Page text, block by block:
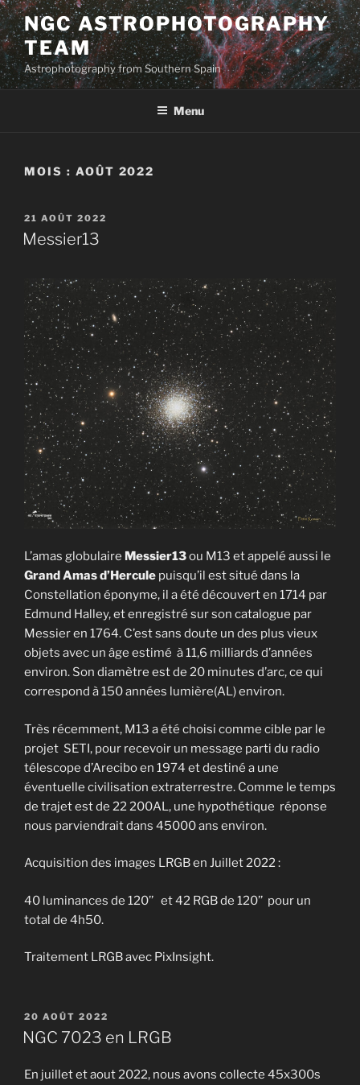
Aller
au
contenu
principal
NGC ASTROPHOTOGRAPHY
TEAM
Astrophotography from Southern Spain
Menu
MOIS : AOÛT 2022
PUBLIÉ
LE
21 AOÛT 2022
Messier13
L’amas globulaire Messier13ou M13 et appelé aussi le
Grand Amas d’Hercule puisqu’il est situé dans la
Constellation éponyme, il a été découvert en 1714 par
Edmund Halley, et enregistré sur son catalogue par
Messier en 1764. C’est sans doute un des plus vieux
objets avec un âge estimé à 11,6 milliards d’années
environ. Son diamètre est de 20 minutes d’arc, ce qui
correspond à 150 années lumière(AL) environ.
Très récemment, M13 a été choisi comme cible par le
projet SETI, pour recevoir un message parti du radio
télescope d’Arecibo en 1974 et destiné a une
éventuelle civilisation extraterrestre. Comme le temps
de trajet est de 22 200AL, une hypothétique réponse
nous parviendrait dans 45000 ans environ.
Acquisition des images LRGB en Juillet 2022 :
40 luminances de 120’’ et 42 RGB de 120’’ pour un
total de 4h50.
Traitement LRGB avec PixInsight.
PUBLIÉ
LE
20 AOÛT 2022
NGC 7023 en LRGB
En juillet et aout 2022, nous avons collecte 45x300s